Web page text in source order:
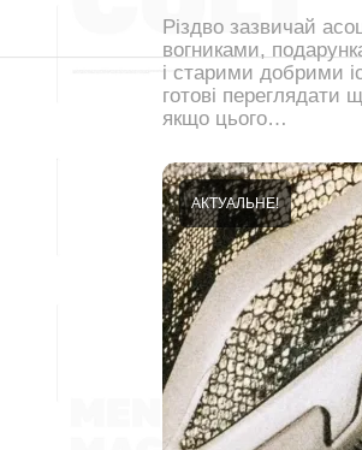
Різдво зазвичай
вогниками,
і старими добрими
готові переглядати
якщо цього…
АКТУАЛЬНЕ!